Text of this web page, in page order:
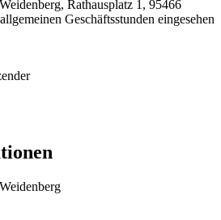
Rathausplatz 1, 95466
Geschäftsstunden eingesehen